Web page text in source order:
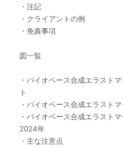
・注記
・クライアントの例
・免責事項
図一覧
・バイオベース合成エラスト
ト
・バイオベース合成エラスト
・バイオベース合成エラストマ
2024年
・主な注意点